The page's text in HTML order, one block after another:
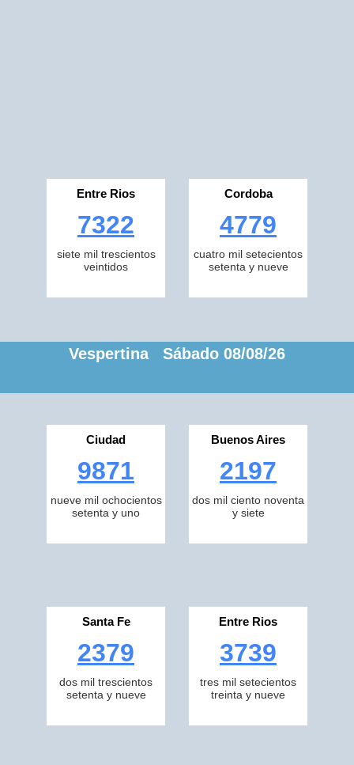
Entre Rios
7322
siete mil trescientos
veintidos
Cordoba
4779
cuatro mil setecientos
setenta y nueve
Vespertina Sábado 08/08/26
Ciudad
9871
nueve mil ochocientos
setenta y uno
Buenos Aires
2197
dos mil ciento noventa
y siete
Santa Fe
2379
dos mil trescientos
setenta y nueve
Entre Rios
3739
tres mil setecientos
treinta y nueve